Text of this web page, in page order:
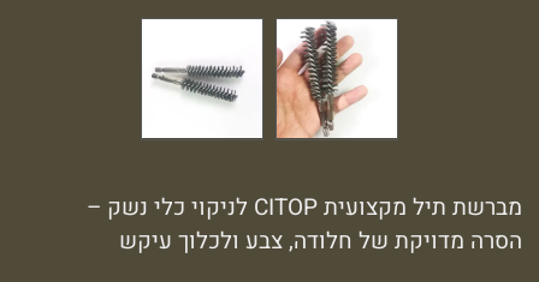
מברשת תיל מקצועית CITOP לניקוי כלי נשק –
הסרה מדויקת של חלודה, צבע ולכלוך עיקש